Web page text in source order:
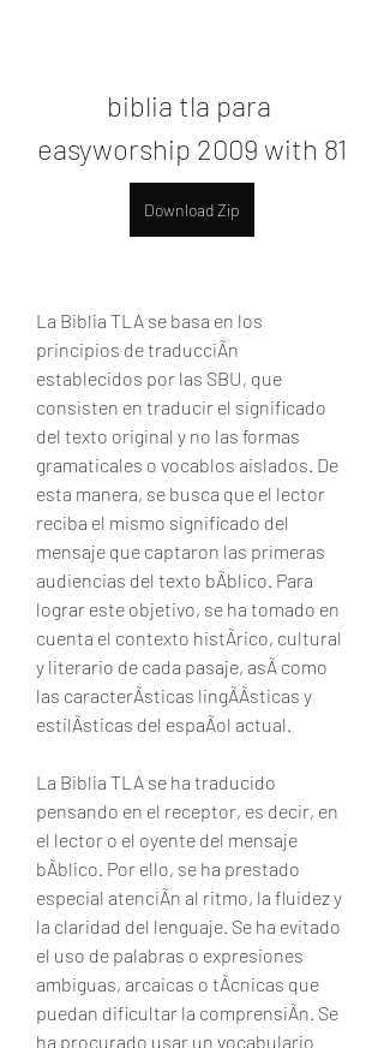
biblia tla para
easyworship 2009 with 81
Download Zip
La Biblia TLA se basa en los
principios de traducciÃn
establecidos por las SBU, que
consisten en traducir el significado
del texto original y no las formas
gramaticales o vocablos aislados. De
esta manera, se busca que el lector
reciba el mismo significado del
mensaje que captaron las primeras
audiencias del texto bÃblico. Para
lograr este objetivo, se ha tomado en
cuenta el contexto histÃrico, cultural
y literario de cada pasaje, asÃ como
las caracterÃsticas lingÃÃsticas y
estilÃsticas del espaÃol actual.
La Biblia TLA se ha traducido
pensando en el receptor, es decir, en
el lector o el oyente del mensaje
bÃblico. Por ello, se ha prestado
especial atenciÃn al ritmo, la fluidez y
la claridad del lenguaje. Se ha evitado
el uso de palabras o expresiones
ambiguas, arcaicas o tÃcnicas que
puedan dificultar la comprensiÃn. Se
ha procurado usar un vocabulario